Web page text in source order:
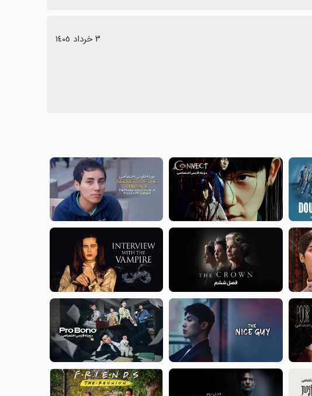
٣ خرداد ١٤٠٥